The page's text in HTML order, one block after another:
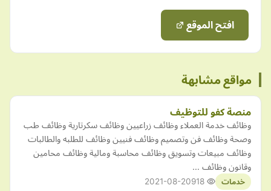
افتح الموقع
مواقع مشابهة
منصة كفو للتوظيف
وظائف خدمة العملاء وظائف زراعيين وظائف سكرتارية وظائف طب
وصحة وظائف فن وتصميم وظائف فنيين وظائف للطلبه والطالبات
وظائف مبيعات وتسويق وظائف محاسبة ومالية وظائف محامين
وقانون وظائف …
خدمات 2021-08-20